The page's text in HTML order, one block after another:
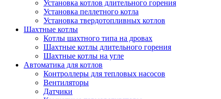
Установка котлов длительного горения
Установка пеллетного котла
Установка твердотопливных котлов
Шахтные котлы
Котлы шахтного типа на дровах
Шахтные котлы длительного горения
Шахтные котлы на угле
Автоматика для котлов
Контроллеры для тепловых насосов
Вентиляторы
Датчики